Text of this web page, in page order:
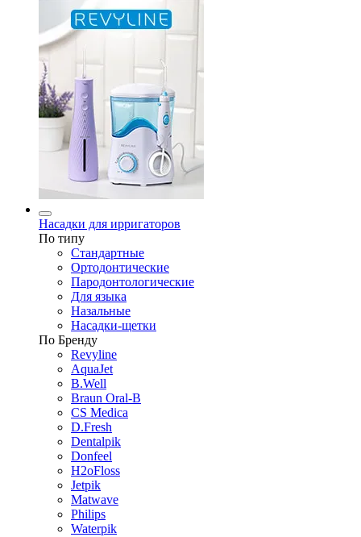
Насадки для ирригаторов
По типу
Стандартные
Ортодонтические
Пародонтологические
Для языка
Назальные
Насадки-щетки
По Бренду
Revyline
AquaJet
B.Well
Braun Oral-B
CS Medica
D.Fresh
Dentalpik
Donfeel
H2oFloss
Jetpik
Matwave
Philips
Waterpik